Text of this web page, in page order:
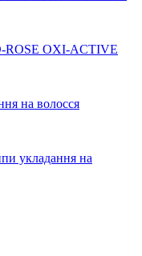
OXI-ACTIVE
на волосся
укладання на